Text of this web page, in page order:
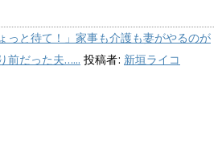
っと待て！」家事も介護も妻がやるのが
前だった夫…... 投稿者: 新垣ライコ